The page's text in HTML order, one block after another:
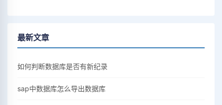
最新文章
如何判断数据库是否有新纪录
sap中数据库怎么导出数据库